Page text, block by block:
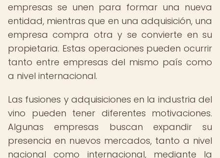
empresas se unen para formar una nueva
entidad, mientras que en una adquisición, una
empresa compra otra y se convierte en su
propietaria. Estas operaciones pueden ocurrir
tanto entre empresas del mismo país como
a nivel internacional.
Las fusiones y adquisiciones en la industria del
vino pueden tener diferentes motivaciones.
Algunas empresas buscan expandir su
presencia en nuevos mercados, tanto a nivel
nacional como internacional, mediante la